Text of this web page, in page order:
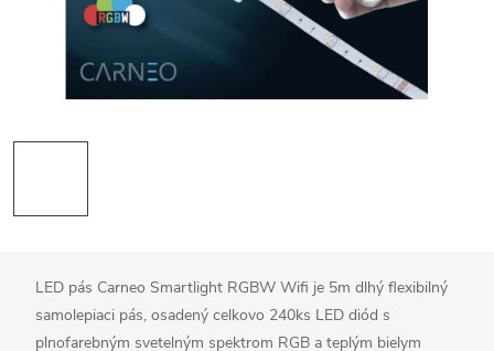
LED pás Carneo Smartlight RGBW Wifi je 5m dlhý flexibilný
samolepiaci pás, osadený celkovo 240ks LED diód s
plnofarebným svetelným spektrom RGB a teplým bielym